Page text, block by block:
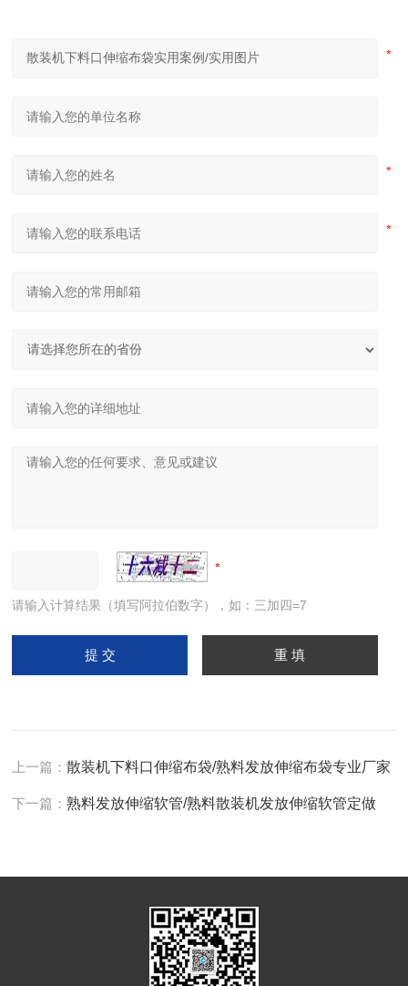
请输入计算结果（填写阿拉伯数字），如：三加四=7
上一篇：散装机下料口伸缩布袋/熟料发放伸缩布袋专业厂家
下一篇：熟料发放伸缩软管/熟料散装机发放伸缩软管定做